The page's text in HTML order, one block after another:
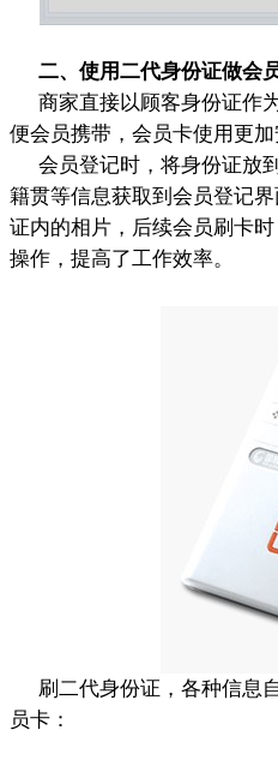
二、使用二代身份证做会
商家直接以顾客身份证作
便会员携带，会员卡使用更
会员登记时，将身份证放
籍贯等信息获取到会员登记
证内的相片，后续会员刷卡
操作，提高了工作效率。
刷二代身份证，各种信息
员卡：